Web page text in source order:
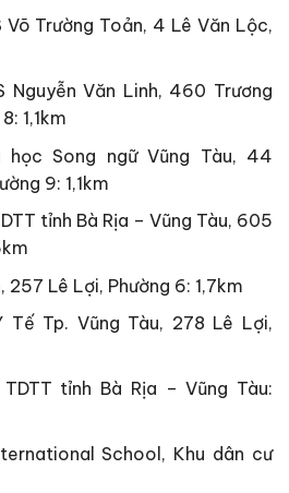
Võ Trường Toản, 4 Lê Văn Lộc,
Nguyễn Văn Linh, 460 Trương
1,1km
học Song ngữ Vũng Tàu, 44
9: 1,1km
tỉnh Bà Rịa – Vũng Tàu, 605
257 Lê Lợi, Phường 6: 1,7km
Tế Tp. Vũng Tàu, 278 Lê Lợi,
tỉnh Bà Rịa – Vũng Tàu:
School, Khu dân cư